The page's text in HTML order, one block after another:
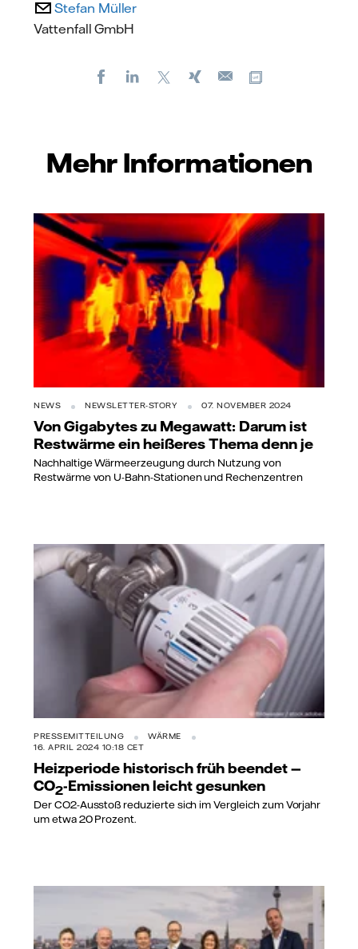
Stefan Müller
Vattenfall GmbH
FacebookLinkedIn Xing
E-
Mehr Informationen
NEWS NEWSLETTER-STORY 07. NOVEMBER 2024
Von Gigabytes zu Megawatt: Darum ist
Restwärme ein heißeres Thema denn je
Nachhaltige Wärmeerzeugung durch Nutzung von
Restwärme von U-Bahn-Stationen und Rechenzentren
PRESSEMITTEILUNG
WÄRME
16. APRIL 2024 10:18 CET
Heizperiode historisch früh beendet —
CO2-Emissionen leicht gesunken
Der CO2-Ausstoß reduzierte sich im Vergleich zum Vorjahr
um etwa 20 Prozent.